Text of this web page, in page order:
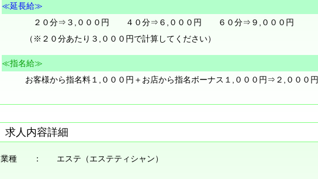
≪延長給≫
２０分⇒３,０００円 ４０分⇒６,０００円 ６０分⇒９,０００円
（※２０分あたり３,０００円で計算してください）
≪指名給≫
お客様から指名料１,０００円＋お店から指名ボーナス１,０００円⇒２,０００円
求人内容詳細
業種 ： エステ（エステティシャン）